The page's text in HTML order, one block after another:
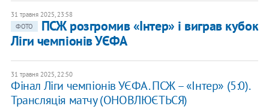
31 травня 2025, 23:58
ФОТО
ПСЖ розгромив «Інтер» і виграв кубок
Ліги чемпіонів УЄФА
31 травня 2025, 22:50
Фінал Ліги чемпіонів УЄФА. ПСЖ – «Інтер» (5:0).
Трансляція матчу (ОНОВЛЮЄТЬСЯ)